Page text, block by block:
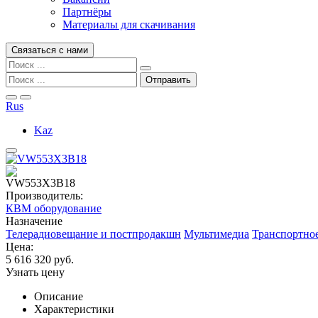
Партнёры
Материалы для скачивания
Связаться с нами
Rus
Kaz
VW553X3B18
Производитель:
КВМ оборудование
Назначение
Телерадиовещание и постпродакшн Мультимедиа
Цена:
5 616 320 руб.
Узнать цену
Описание
Характеристики